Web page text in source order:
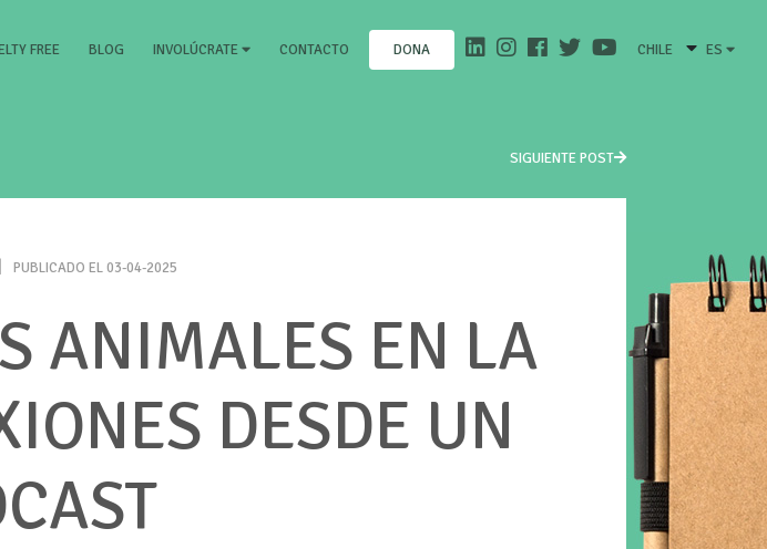
FREE BLOG INVOLÚCRATE CONTACTO DONA CHILE ES
SIGUIENTE POST
PUBLICADO EL 03-04-2025
ANIMALES EN LA
DESDE UN